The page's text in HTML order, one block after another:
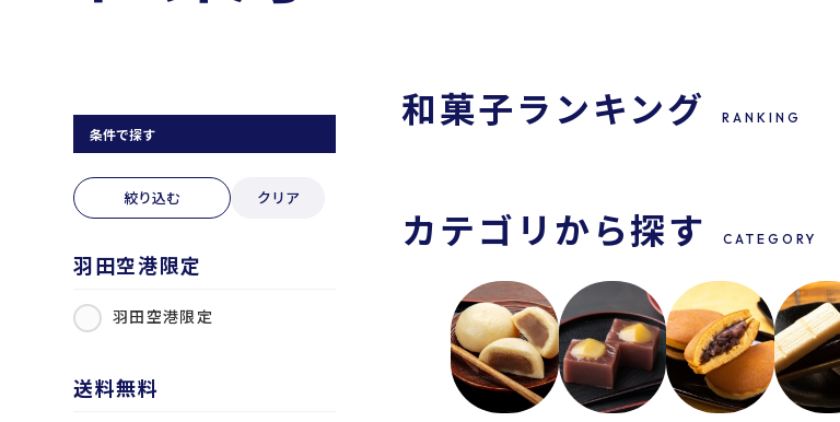
条件で探す
絞り込む クリア
羽田空港限定
羽田空港限定
送料無料
和菓子 ランキング RANKING
カテゴリから探す CATEGORY